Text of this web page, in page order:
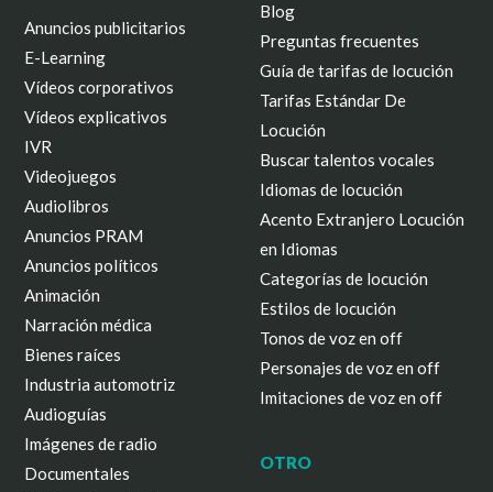
Anuncios publicitarios
E-Learning
Vídeos corporativos
Vídeos explicativos
IVR
Videojuegos
Audiolibros
Anuncios PRAM
Anuncios políticos
Animación
Narración médica
Bienes raíces
Industria automotriz
Audioguías
Imágenes de radio
Documentales
Blog
Preguntas frecuentes
Guía de tarifas de locución
Tarifas Estándar De
Locución
Buscar talentos vocales
Idiomas de locución
Acento Extranjero Locución
en Idiomas
Categorías de locución
Estilos de locución
Tonos de voz en off
Personajes de voz en off
Imitaciones de voz en off
OTRO